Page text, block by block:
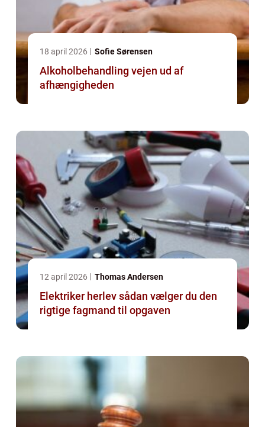
18 april 2026 Sofie Sørensen
Alkoholbehandling vejen ud af
afhængigheden
12 april 2026 Thomas Andersen
Elektriker herlev sådan vælger du den
rigtige fagmand til opgaven